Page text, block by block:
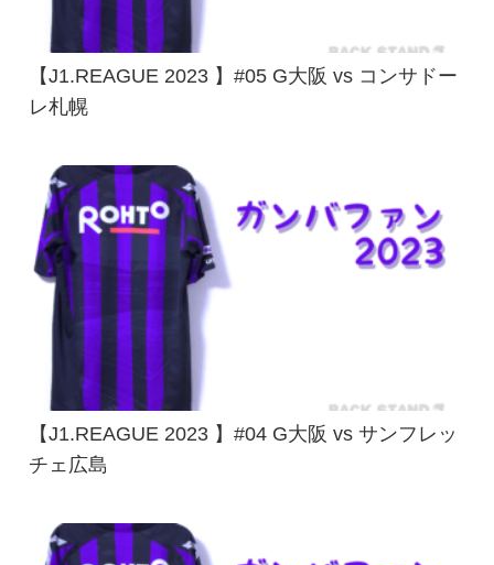
【J1.REAGUE 2023 】#05 G大阪 vs コンサドー
レ札幌
【J1.REAGUE 2023 】#04 G大阪 vs サンフレッ
チェ広島